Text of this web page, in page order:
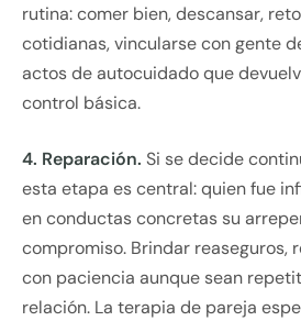
rutina: comer bien, descansar,
cotidianas, vincularse con gente
actos de autocuidado que
control básica.
4. Reparación. Si se decide
esta etapa es central: quien fue
en conductas concretas su
compromiso. Brindar reaseguros,
con paciencia aunque sean
relación. La terapia de pareja